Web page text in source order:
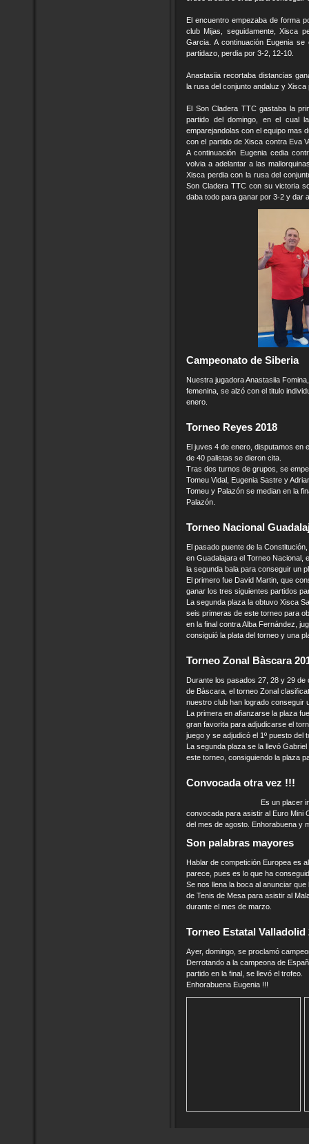
El encuentro empezaba de forma
club Mijas, seguidamente, Xisca
Garcia. A continuación Eugenia
partidazo, perdia por 3-2, 12-10.
Anastasiia recortaba distancias
la rusa del conjunto andaluz y
El Son Cladera TTC gastaba la
partido del domingo, en el cual
emparejandolas con el equipo mas
con el partido de Xisca contra Eva
A continuación Eugenia cedia
volvia a adelantar a las
Xisca perdia con la rusa del
Son Cladera TTC con su victoria
daba todo para ganar por 3-2 y dar
Campeonato de Siberia
Nuestra jugadora Anastasiia
femenina, se alzó con el titulo
enero.
Torneo Reyes 2018
El juves 4 de enero, disputamos en
de 40 palistas se dieron cita.
Tras dos turnos de grupos, se
Tomeu Vidal, Eugenia Sastre y
Tomeu y Palazón se median en la
Palazón.
Torneo Nacional
El pasado puente de la
en Guadalajara el Torneo Nacional,
la segunda bala para conseguir un
El primero fue David Martin, que
ganar los tres siguientes partidos
La segunda plaza la obtuvo Xisca
seis primeras de este torneo para
en la final contra Alba Fernández,
consiguió la plata del torneo y una
Torneo Zonal Bàscara
Durante los pasados 27, 28 y 29
de Bàscara, el torneo Zonal
nuestro club han logrado conseguir
La primera en afianzarse la plaza
gran favorita para adjudicarse el
juego y se adjudicó el 1º puesto del
La segunda plaza se la llevó
este torneo, consiguiendo la plaza
Convocada otra vez !!!
Es un placer
convocada para asistir al Euro Mini
del mes de agosto. Enhorabuena y
Son palabras mayores
Hablar de competición Europea es
parece, pues es lo que ha
Se nos llena la boca al anunciar
de Tenis de Mesa para asistir al
durante el mes de marzo.
Torneo Estatal Valladolid
Ayer, domingo, se proclamó
Derrotando a la campeona de
partido en la final, se llevó el trofeo.
Enhorabuena Eugenia !!!